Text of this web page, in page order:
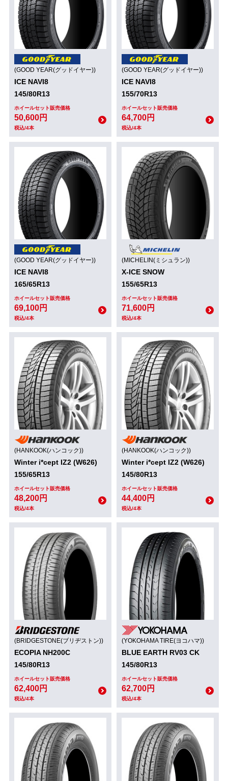
(GOOD YEAR(グッドイヤー))
ICE NAVI8
145/80R13
ホイールセット販売価格
50,600円
税込/4本
(GOOD YEAR(グッドイヤー))
ICE NAVI8
155/70R13
ホイールセット販売価格
64,700円
税込/4本
(GOOD YEAR(グッドイヤー))
ICE NAVI8
165/65R13
ホイールセット販売価格
69,100円
税込/4本
(MICHELIN(ミシュラン))
X-ICE SNOW
155/65R13
ホイールセット販売価格
71,600円
税込/4本
(HANKOOK(ハンコック))
Winter i*cept IZ2 (W626)
155/65R13
ホイールセット販売価格
48,200円
税込/4本
(HANKOOK(ハンコック))
Winter i*cept IZ2 (W626)
145/80R13
ホイールセット販売価格
44,400円
税込/4本
(BRIDGESTONE(ブリヂストン))
ECOPIA NH200C
145/80R13
ホイールセット販売価格
62,400円
税込/4本
(YOKOHAMA TIRE(ヨコハマ))
BLUE EARTH RV03 CK
145/80R13
ホイールセット販売価格
62,700円
税込/4本